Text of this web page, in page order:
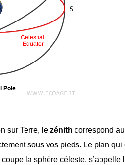
sur Terre, le zénith correspond
sous vos pieds. Le plan
la sphère céleste, s’appelle